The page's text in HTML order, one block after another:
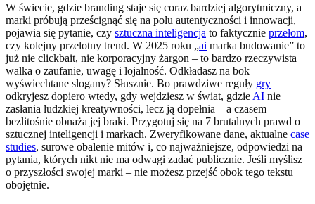
W świecie, gdzie branding staje się coraz bardziej algorytmiczny, a
marki próbują prześcignąć się na polu autentyczności i innowacji,
pojawia się pytanie, czy sztuczna inteligencja to faktycznie przełom,
czy kolejny przelotny trend. W 2025 roku „ai marka budowanie” to
już nie clickbait, nie korporacyjny żargon – to bardzo rzeczywista
walka o zaufanie, uwagę i lojalność. Odkładasz na bok
wyświechtane slogany? Słusznie. Bo prawdziwe reguły gry
odkryjesz dopiero wtedy, gdy wejdziesz w świat, gdzie AI nie
zasłania ludzkiej kreatywności, lecz ją dopełnia – a czasem
bezlitośnie obnaża jej braki. Przygotuj się na 7 brutalnych prawd o
sztucznej inteligencji i markach. Zweryfikowane dane, aktualne case
studies, surowe obalenie mitów i, co najważniejsze, odpowiedzi na
pytania, których nikt nie ma odwagi zadać publicznie. Jeśli myślisz
o przyszłości swojej marki – nie możesz przejść obok tego tekstu
obojętnie.